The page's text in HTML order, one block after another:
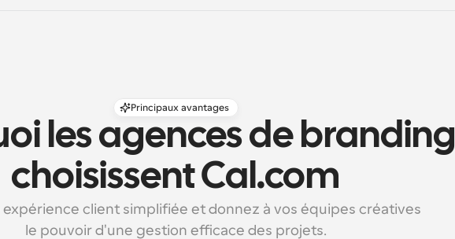
Principaux avantages
les agences de branding
choisissent Cal.com
client simplifiée et donnez à vos équipes créatives
le pouvoir d'une gestion efficace des projets.